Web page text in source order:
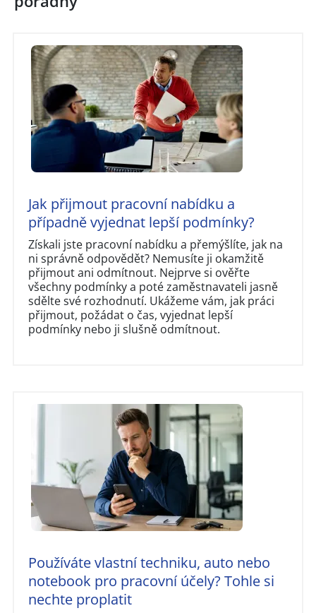
Jak přijmout pracovní nabídku a
případně vyjednat lepší podmínky?
Získali jste pracovní nabídku a přemýšlíte, jak na
ni správně odpovědět? Nemusíte ji okamžitě
přijmout ani odmítnout. Nejprve si ověřte
všechny podmínky a poté zaměstnavateli jasně
sdělte své rozhodnutí. Ukážeme vám, jak práci
přijmout, požádat o čas, vyjednat lepší
podmínky nebo ji slušně odmítnout.
Používáte vlastní techniku, auto nebo
notebook pro pracovní účely? Tohle si
nechte proplatit